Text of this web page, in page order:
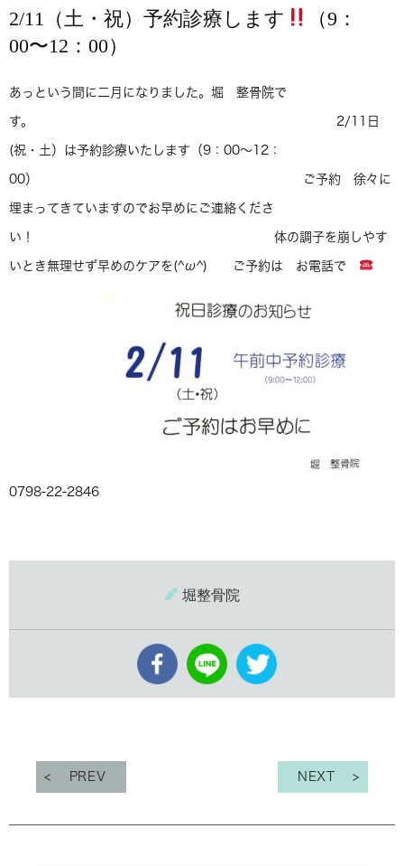
2/11（土・祝）予約診療します
（9：
00〜12：00）
あっという間に二月になりました。堀 整骨院で
す。 2/11日
(祝・土）は予約診療いたします（9：00〜12：
00） ご予約 徐々に
埋まってきていますのでお早めにご連絡くださ
い！ 体の調子を崩しやす
いとき無理せず早めのケアを(^ω^) ご予約は お電話で
0798-22-2846
堀整骨院
PREV NEXT